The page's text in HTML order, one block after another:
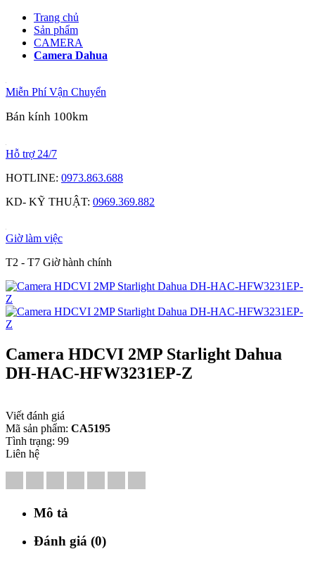
Trang chủ
Sản phẩm
CAMERA
Camera Dahua
Miễn Phí Vận Chuyển
Bán kính 100km
Hỗ trợ 24/7
HOTLINE: 0973.863.688
KD- KỸ THUẬT: 0969.369.882
Giờ làm việc
T2 - T7 Giờ hành chính
Camera HDCVI 2MP Starlight Dahua
DH-HAC-HFW3231EP-Z
Viết đánh giá
Mã sản phẩm: CA5195
Tình trạng: 99
Liên hệ
Mô tả
Đánh giá (0)